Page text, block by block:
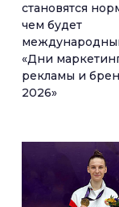
становятся
чем будет
«Дни
рекламы и
2026»